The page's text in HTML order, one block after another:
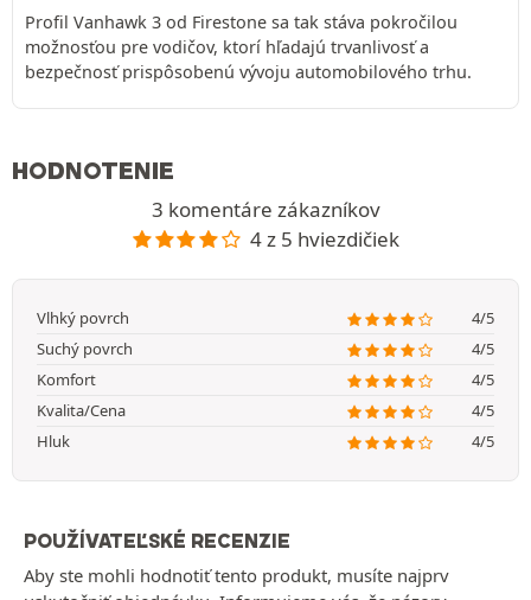
Profil Vanhawk 3 od Firestone sa tak stáva pokročilou
možnosťou pre vodičov, ktorí hľadajú trvanlivosť a
bezpečnosť prispôsobenú vývoju automobilového trhu.
HODNOTENIE
3 komentáre zákazníkov
4 z 5 hviezdičiek
Vlhký povrch
4/5
Suchý povrch
4/5
Komfort
4/5
Kvalita/Cena
4/5
Hluk
4/5
POUŽÍVATEĽSKÉ RECENZIE
Aby ste mohli hodnotiť tento produkt, musíte najprv